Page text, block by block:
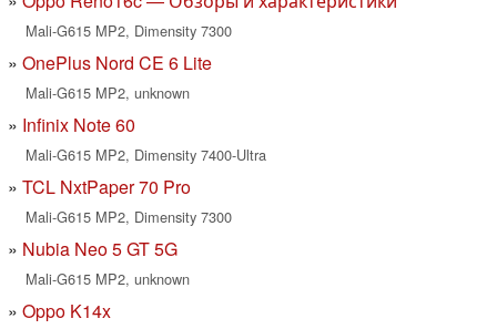
Mali-G615 MP2, Dimensity 7300
OnePlus Nord CE 6 Lite
Mali-G615 MP2, unknown
Infinix Note 60
Mali-G615 MP2, Dimensity 7400-Ultra
TCL NxtPaper 70 Pro
Mali-G615 MP2, Dimensity 7300
Nubia Neo 5 GT 5G
Mali-G615 MP2, unknown
Oppo K14x